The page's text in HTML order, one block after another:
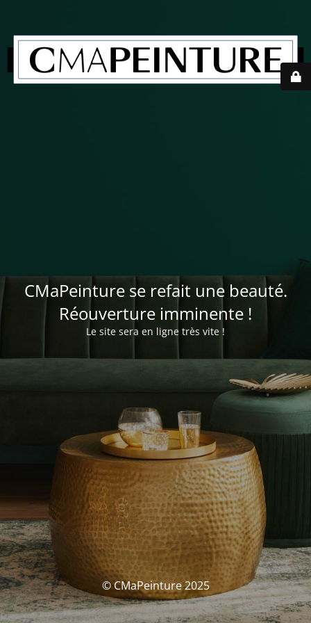
CMaPeinture se refait une beauté.
Réouverture imminente !
Le site sera en ligne très vite !
© CMaPeinture 2025